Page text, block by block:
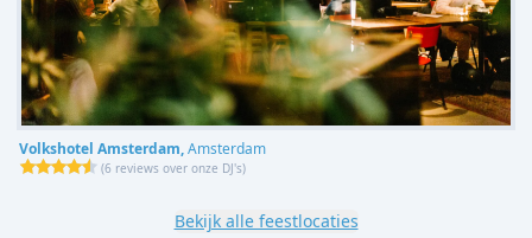
Volkshotel Amsterdam,Amsterdam
(6 reviews over onze DJ's)
Bekijk alle feestlocaties